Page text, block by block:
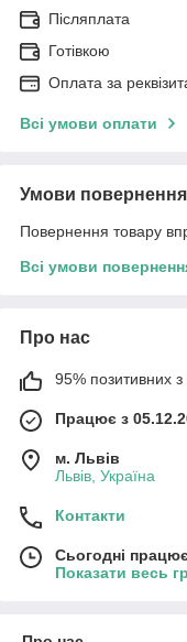
Післяплата
Готівкою
Оплата за
Всі умови оплати
Умови повернення
Повернення товару
Всі умови
Про нас
95% позитивних з
Працює з
м. Львів
Львів, Україна
Контакти
Сьогодні
Показати весь